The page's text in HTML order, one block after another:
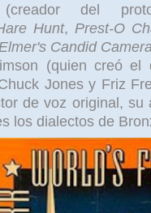
(creador del
Hunt, Prest-O
Elmer's Candid
(quien creó el
Jones y Friz
de voz original, su
los dialectos de